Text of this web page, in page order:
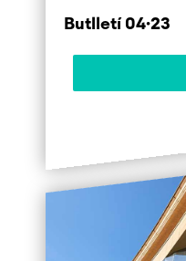
Butlletí 04·23